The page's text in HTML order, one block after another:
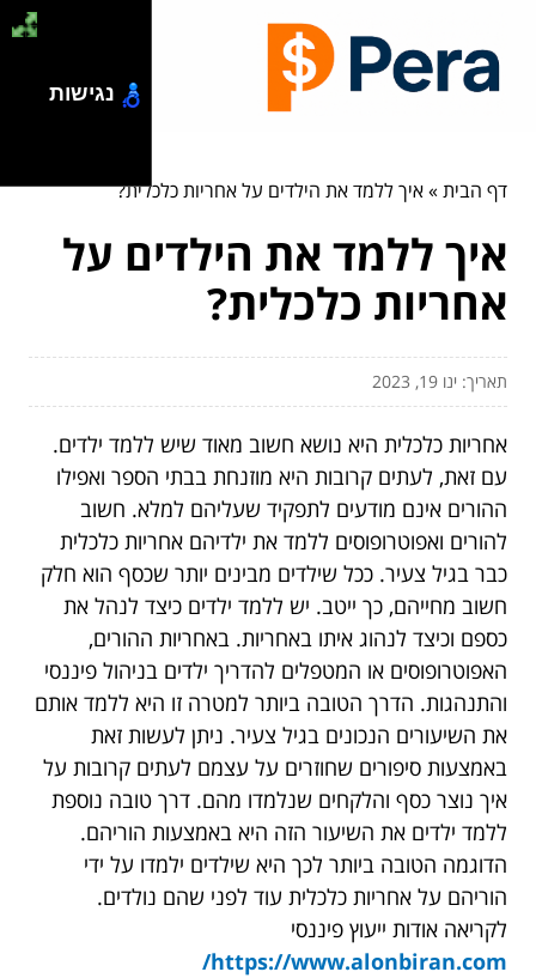
דף הבית»איך ללמד את הילדים על אחריות כלכלית?
איך ללמד את הילדים על
אחריות כלכלית?
תאריך: ינו 19, 2023
אחריות כלכלית היא נושא חשוב מאוד שיש ללמד ילדים.
עם זאת, לעתים קרובות היא מוזנחת בבתי הספר ואפילו
ההורים אינם מודעים לתפקיד שעליהם למלא. חשוב
להורים ואפוטרופוסים ללמד את ילדיהם אחריות כלכלית
כבר בגיל צעיר. ככל שילדים מבינים יותר שכסף הוא חלק
חשוב מחייהם, כך ייטב. יש ללמד ילדים כיצד לנהל את
כספם וכיצד לנהוג איתו באחריות. באחריות ההורים,
האפוטרופוסים או המטפלים להדריך ילדים בניהול פיננסי
והתנהגות. הדרך הטובה ביותר למטרה זו היא ללמד אותם
את השיעורים הנכונים בגיל צעיר. ניתן לעשות זאת
באמצעות סיפורים שחוזרים על עצמם לעתים קרובות על
איך נוצר כסף והלקחים שנלמדו מהם. דרך טובה נוספת
ללמד ילדים את השיעור הזה היא באמצעות הוריהם.
הדוגמה הטובה ביותר לכך היא שילדים ילמדו על ידי
הוריהם על אחריות כלכלית עוד לפני שהם נולדים.
לקריאה אודות ייעוץ פיננסי
https://www.alonbiran.com/
נגישות